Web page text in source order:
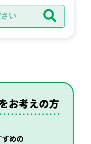
お考えの方
すめの